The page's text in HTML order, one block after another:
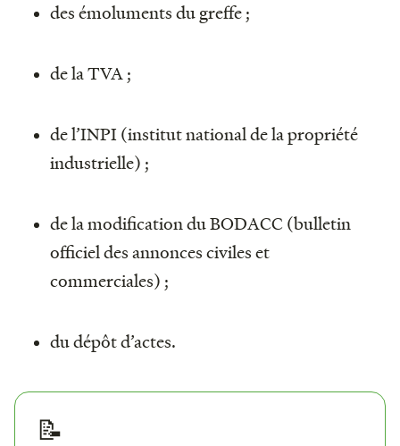
des émoluments du greffe ;
de la TVA ;
de l’INPI (institut national de la propriété
industrielle) ;
de la modification du BODACC (bulletin
officiel des annonces civiles et
commerciales) ;
du dépôt d’actes.
📝